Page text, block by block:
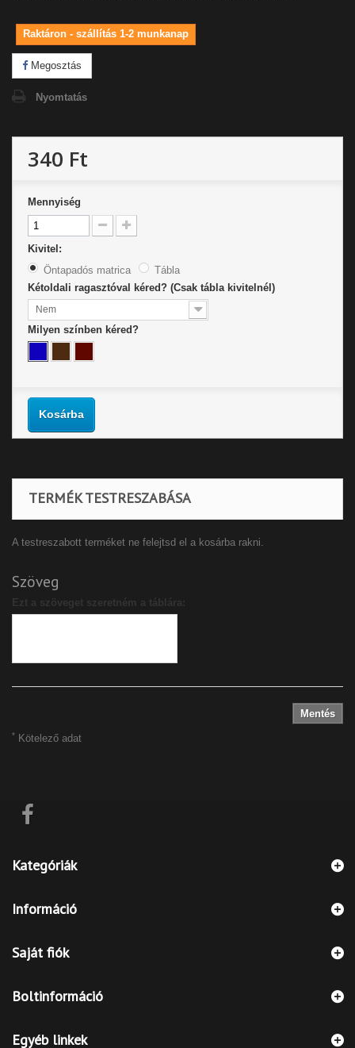
Raktáron - szállítás 1-2 munkanap
Megosztás
Nyomtatás
340 Ft
Mennyiség
Kivitel:
Öntapadós matrica
Tábla
Kétoldali ragasztóval kéred? (Csak tábla kivitelnél)
Nem
Milyen színben kéred?
Kosárba
TERMÉK TESTRESZABÁSA
A testreszabott terméket ne felejtsd el a kosárba rakni.
Szöveg
Ezt a szöveget szeretném a táblára:
Mentés
* Kötelező adat
Kategóriák
Információ
Saját fiók
Boltinformáció
Egyéb linkek